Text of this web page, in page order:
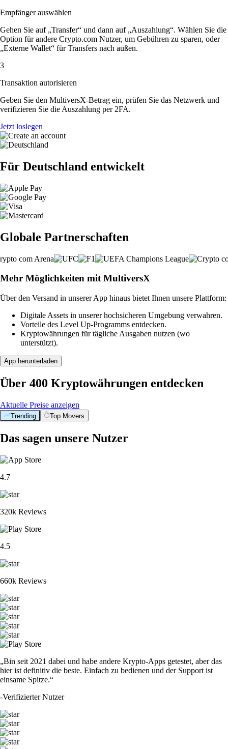
Empfänger auswählen
Gehen Sie auf „Transfer“ und dann auf „Auszahlung“. Wählen Sie die
Option für andere Crypto.com Nutzer, um Gebühren zu sparen, oder
„Externe Wallet“ für Transfers nach außen.
3
Transaktion autorisieren
Geben Sie den MultiversX-Betrag ein, prüfen Sie das Netzwerk und
verifizieren Sie die Auszahlung per 2FA.
Jetzt loslegen
Für Deutschland entwickelt
Globale Partnerschaften
Mehr Möglichkeiten mit MultiversX
Über den Versand in unserer App hinaus bietet Ihnen unsere Plattform:
Digitale Assets in unserer hochsicheren Umgebung verwahren.
Vorteile des Level Up-Programms entdecken.
Kryptowährungen für tägliche Ausgaben nutzen (wo
unterstützt).
App herunterladen
Über 400 Kryptowährungen entdecken
Aktuelle Preise anzeigen
Trending Top Movers
Das sagen unsere Nutzer
4.7
320k Reviews
4.5
660k Reviews
„Bin seit 2021 dabei und habe andere Krypto-Apps getestet, aber das
hier ist definitiv die beste. Einfach zu bedienen und der Support ist
einsame Spitze.“
-Verifizierter Nutzer